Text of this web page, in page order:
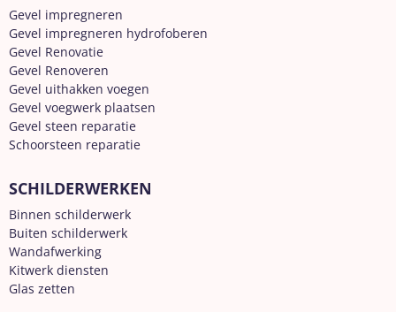
Gevel impregneren
Gevel impregneren hydrofoberen
Gevel Renovatie
Gevel Renoveren
Gevel uithakken voegen
Gevel voegwerk plaatsen
Gevel steen reparatie
Schoorsteen reparatie
SCHILDERWERKEN
Binnen schilderwerk
Buiten schilderwerk
Wandafwerking
Kitwerk diensten
Glas zetten